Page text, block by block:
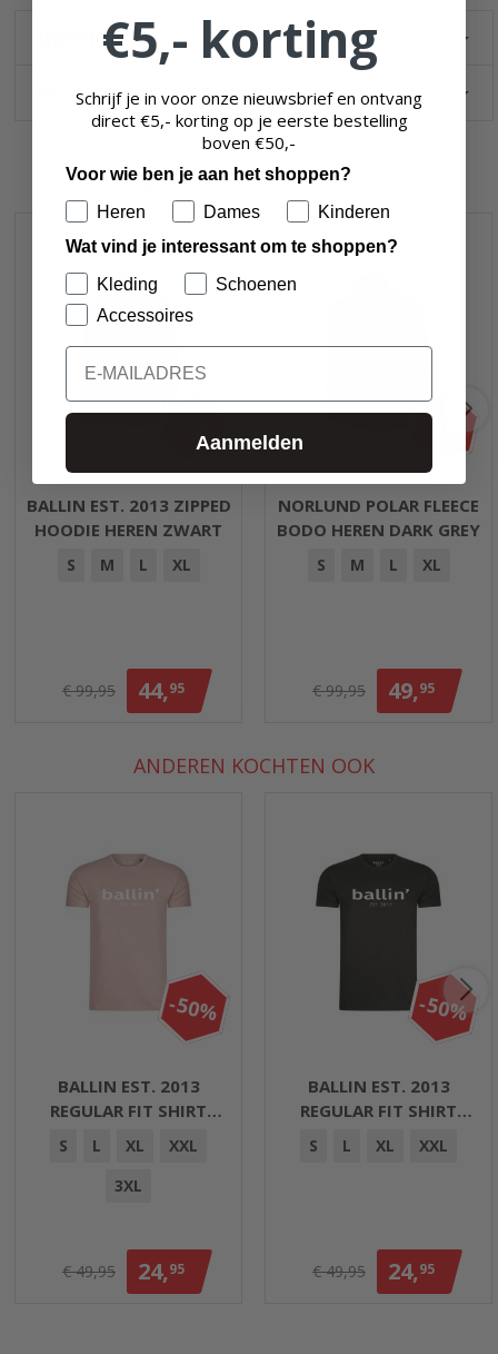
INFORMATIE
WAAROM ZO GOEDKOOP?
GERELATEERDE PRODUCTEN
BALLIN EST. 2013 ZIPPED
HOODIE HEREN ZWART
-55%
44,95
€ 99,95
S M L XL
NORLUND POLAR FLEECE
BODO HEREN DARK GREY
-50%
49,95
€ 99,95
S M L XL
ANDEREN KOCHTEN OOK
BALLIN EST. 2013
REGULAR FIT SHIRT
HEREN LICHTROZE
-50%
24,95
€ 49,95
S L XL
XXL
3XL
BALLIN EST. 2013
REGULAR FIT SHIRT
HEREN ANTRACIET GRIJS
-50%
24,95
€ 49,95
S L XL XXL
€5,- korting
Schrijf je in voor onze nieuwsbrief en ontvang
direct €5,- korting op je eerste bestelling
boven €50,-
Voor wie ben je aan het shoppen?
Heren
Dames
Kinderen
Wat vind je interessant om te shoppen?
Kleding
Schoenen
Accessoires
Email
Aanmelden